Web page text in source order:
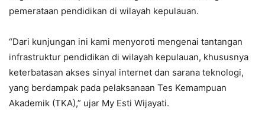
pemerataan pendidikan di wilayah kepulauan.
“Dari kunjungan ini kami menyoroti mengenai tantangan
infrastruktur pendidikan di wilayah kepulauan, khususnya
keterbatasan akses sinyal internet dan sarana teknologi,
yang berdampak pada pelaksanaan Tes Kemampuan
Akademik (TKA),” ujar My Esti Wijayati.